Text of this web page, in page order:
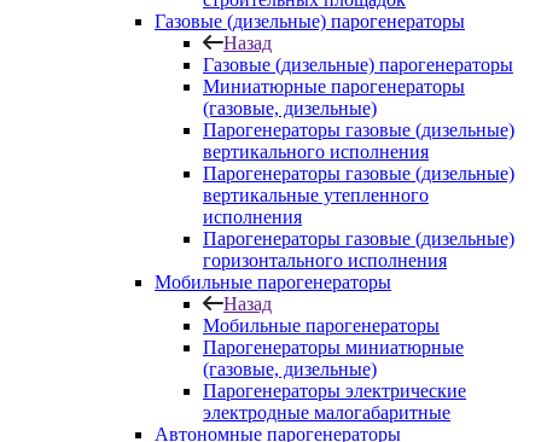
Газовые (дизельные) парогенераторы
Назад
Газовые (дизельные) парогенераторы
Миниатюрные парогенераторы
(газовые, дизельные)
Парогенераторы газовые (дизельные)
вертикального исполнения
Парогенераторы газовые (дизельные)
вертикальные утепленного
исполнения
Парогенераторы газовые (дизельные)
горизонтального исполнения
Мобильные парогенераторы
Назад
Мобильные парогенераторы
Парогенераторы миниатюрные
(газовые, дизельные)
Парогенераторы электрические
электродные малогабаритные
Автономные парогенераторы